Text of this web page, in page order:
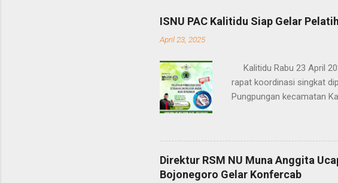
ISNU PAC Kalitidu Siap Gelar
April 23, 2025
Kalitidu Rabu 23 April
rapat koordinasi singkat
Pungpungan kecamatan
yang tergabung dalam
mensukseskan kegiatan
CEC dan KAUJE,
berminat segera
Direktur RSM NU Muna Anggita
Bojonegoro Gelar Konfercab